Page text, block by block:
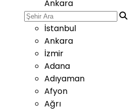
Ankara
İstanbul
Ankara
İzmir
Adana
Adıyaman
Afyon
Ağrı